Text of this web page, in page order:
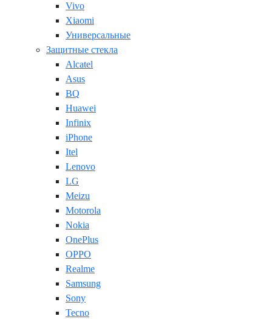
Vivo
Xiaomi
Универсальные
Защитные стекла
Alcatel
Asus
BQ
Huawei
Infinix
iPhone
Itel
Lenovo
LG
Meizu
Motorola
Nokia
OnePlus
OPPO
Realme
Samsung
Sony
Tecno